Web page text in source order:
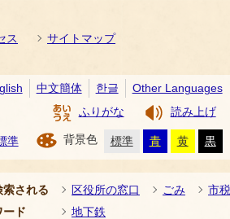
ス
サイトマップ
中文簡体 한글
Other Languages
ふりがな
読み上げ
準 背景色 標準 青 黄 黒
索される
ード
区役所の窓口 ごみ 市税
地下鉄